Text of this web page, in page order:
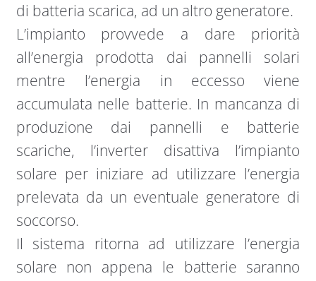
di batteria scarica, ad un altro generatore.
L’impianto provvede a dare priorità
all’energia prodotta dai pannelli solari
mentre l’energia in eccesso viene
accumulata nelle batterie. In mancanza di
produzione dai pannelli e batterie
scariche, l’inverter disattiva l’impianto
solare per iniziare ad utilizzare l’energia
prelevata da un eventuale generatore di
soccorso.
Il sistema ritorna ad utilizzare l’energia
solare non appena le batterie saranno